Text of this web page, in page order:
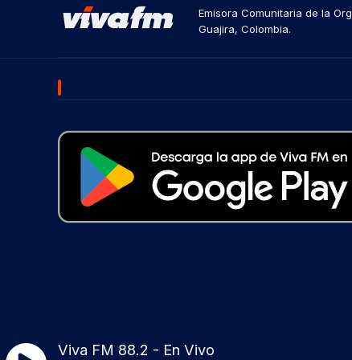
Viva FM 88.2 - En Vivo
Emisora Comunitaria de la
Guajira, Colombia.